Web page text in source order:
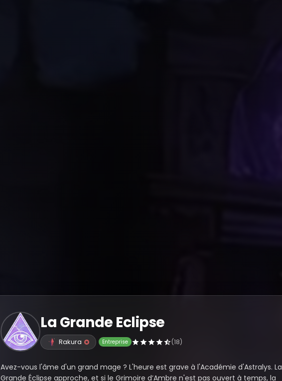
La Grande Eclipse
Rakura Entreprise (18)
Avez-vous l'âme d'un grand mage ? L'heure est grave à l'Académie d'Astralys. La
Grande Éclipse approche, et si le Grimoire d’Ambre n'est pas ouvert à temps, la